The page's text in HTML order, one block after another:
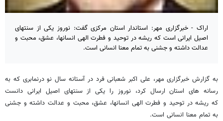
اراک - خبرگزاری مهر: استاندار استان مرکزی گفت: نوروز یکی از سنتهای
اصیل ایرانی است که ریشه در توحید و فطرت الهی انسانها،‌ عشق، محبت و
عدالت داشته و جشنی به تمام معنا انسانی است.
به گزارش خبرگزاری مهر، علی اکبر شعبانی فرد در آستانه سال نو درنمابری که به
رسانه های استان ارسال کرد، نوروز را یکی از سنتهای اصیل ایرانی دانست
که ریشه در توحید و فطرت الهی انسانها،‌ عشق، محبت و عدالت داشته و جشنی
به تمام معنا انسانی است.